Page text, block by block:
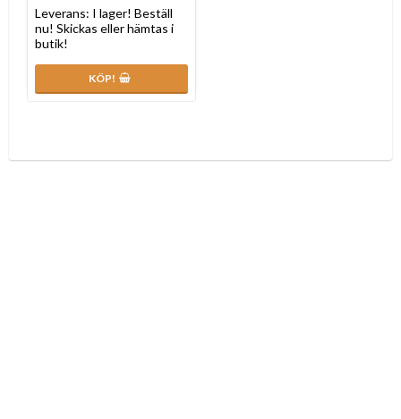
Leverans: I lager! Beställ
nu! Skickas eller hämtas i
butik!
KÖP!